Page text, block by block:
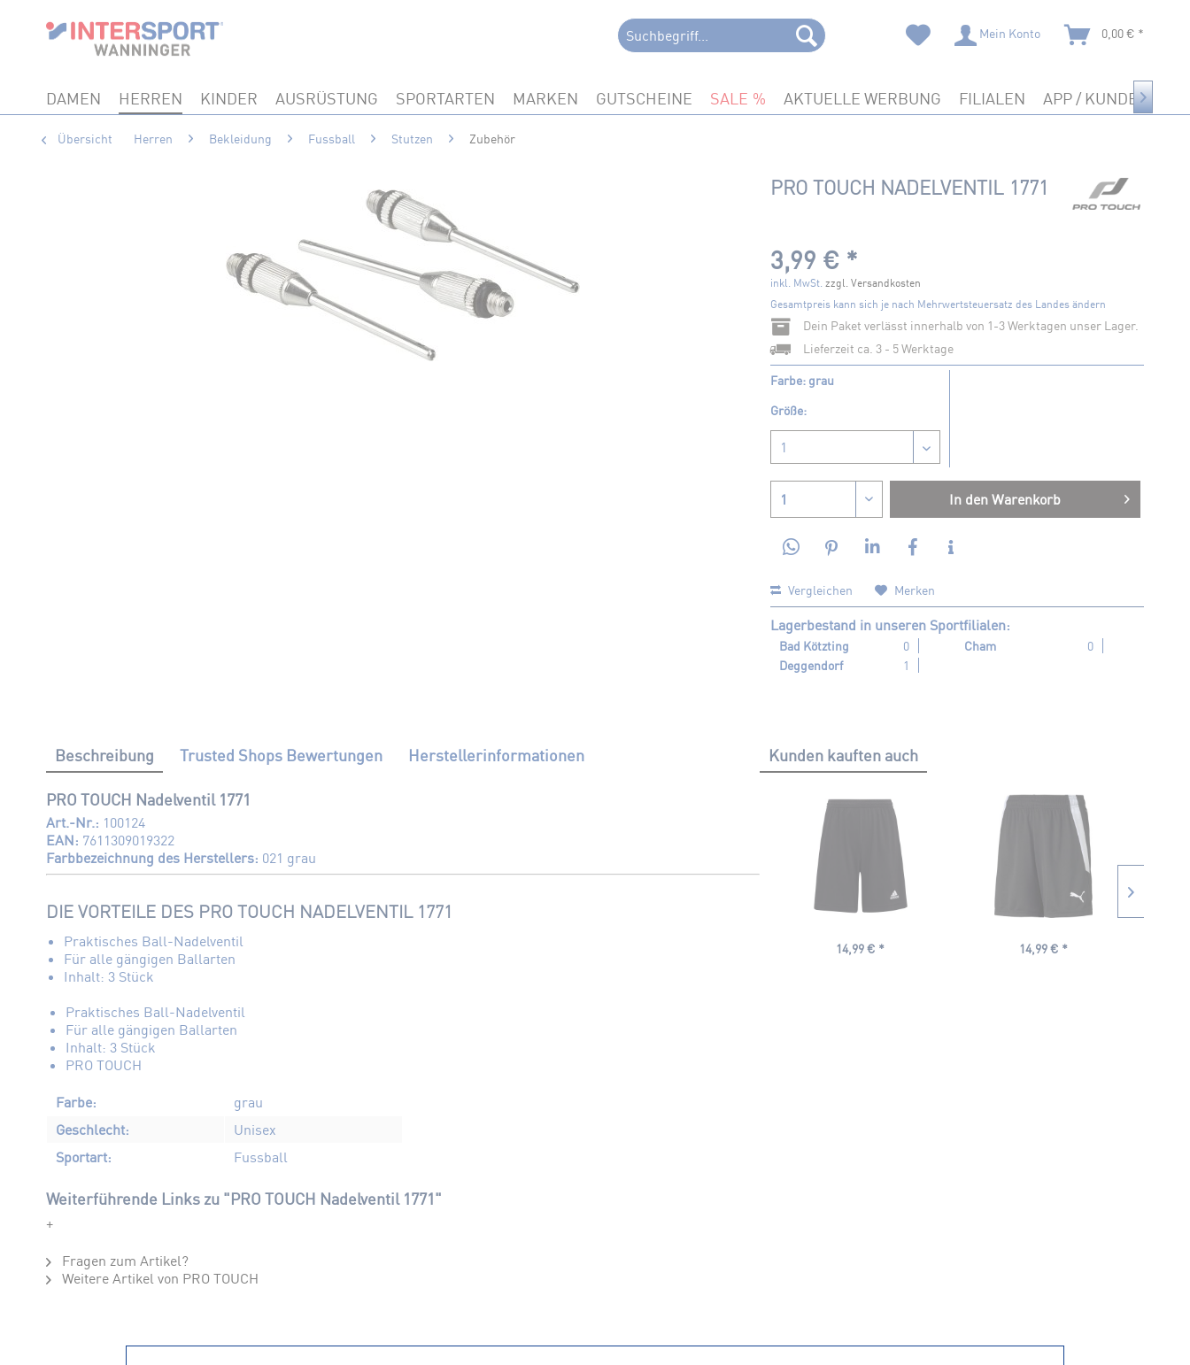
Mein Konto 0,00 € *
DAMEN HERREN KINDER AUSRÜSTUNG SPORTARTEN MARKEN GUTSCHEINE SALE AKTUELLE WERBUNG FILIALEN APP / 
Übersicht Herren Bekleidung Fussball Stutzen Zubehör
PRO TOUCH NADELVENTIL 1771
3,99 € *
inkl. MwSt.zzgl. Versandkosten
Gesamtpreis kann sich je nach Mehrwertsteuersatz des Landes ändern
Dein Paket verlässt innerhalb von 1-3 Werktagen unser Lager.
Lieferzeit ca. 3 - 5 Werktage
Farbe: grau
Größe:
In den Warenkorb
Vergleichen Merken
Lagerbestand in unseren Sportfilialen:
Bad Kötzting 0 Cham
0
Deggendorf
1
Beschreibung Trusted Shops Bewertungen Herstellerinformationen
PRO TOUCH Nadelventil 1771
Art.-Nr.: 100124
EAN: 7611309019322
Farbbezeichnung des Herstellers: 021 grau
DIE VORTEILE DES PRO TOUCH NADELVENTIL 1771
Praktisches Ball-Nadelventil
Für alle gängigen Ballarten
Inhalt: 3 Stück
Praktisches Ball-Nadelventil
Für alle gängigen Ballarten
Inhalt: 3 Stück
PRO TOUCH
Farbe:
grau
Geschlecht:
Unisex
Sportart:
Fussball
Weiterführende Links zu "PRO TOUCH Nadelventil 1771"
+
Fragen zum Artikel?
Weitere Artikel von PRO TOUCH
Kunden kauften auch
14,99 € * 14,99 € *